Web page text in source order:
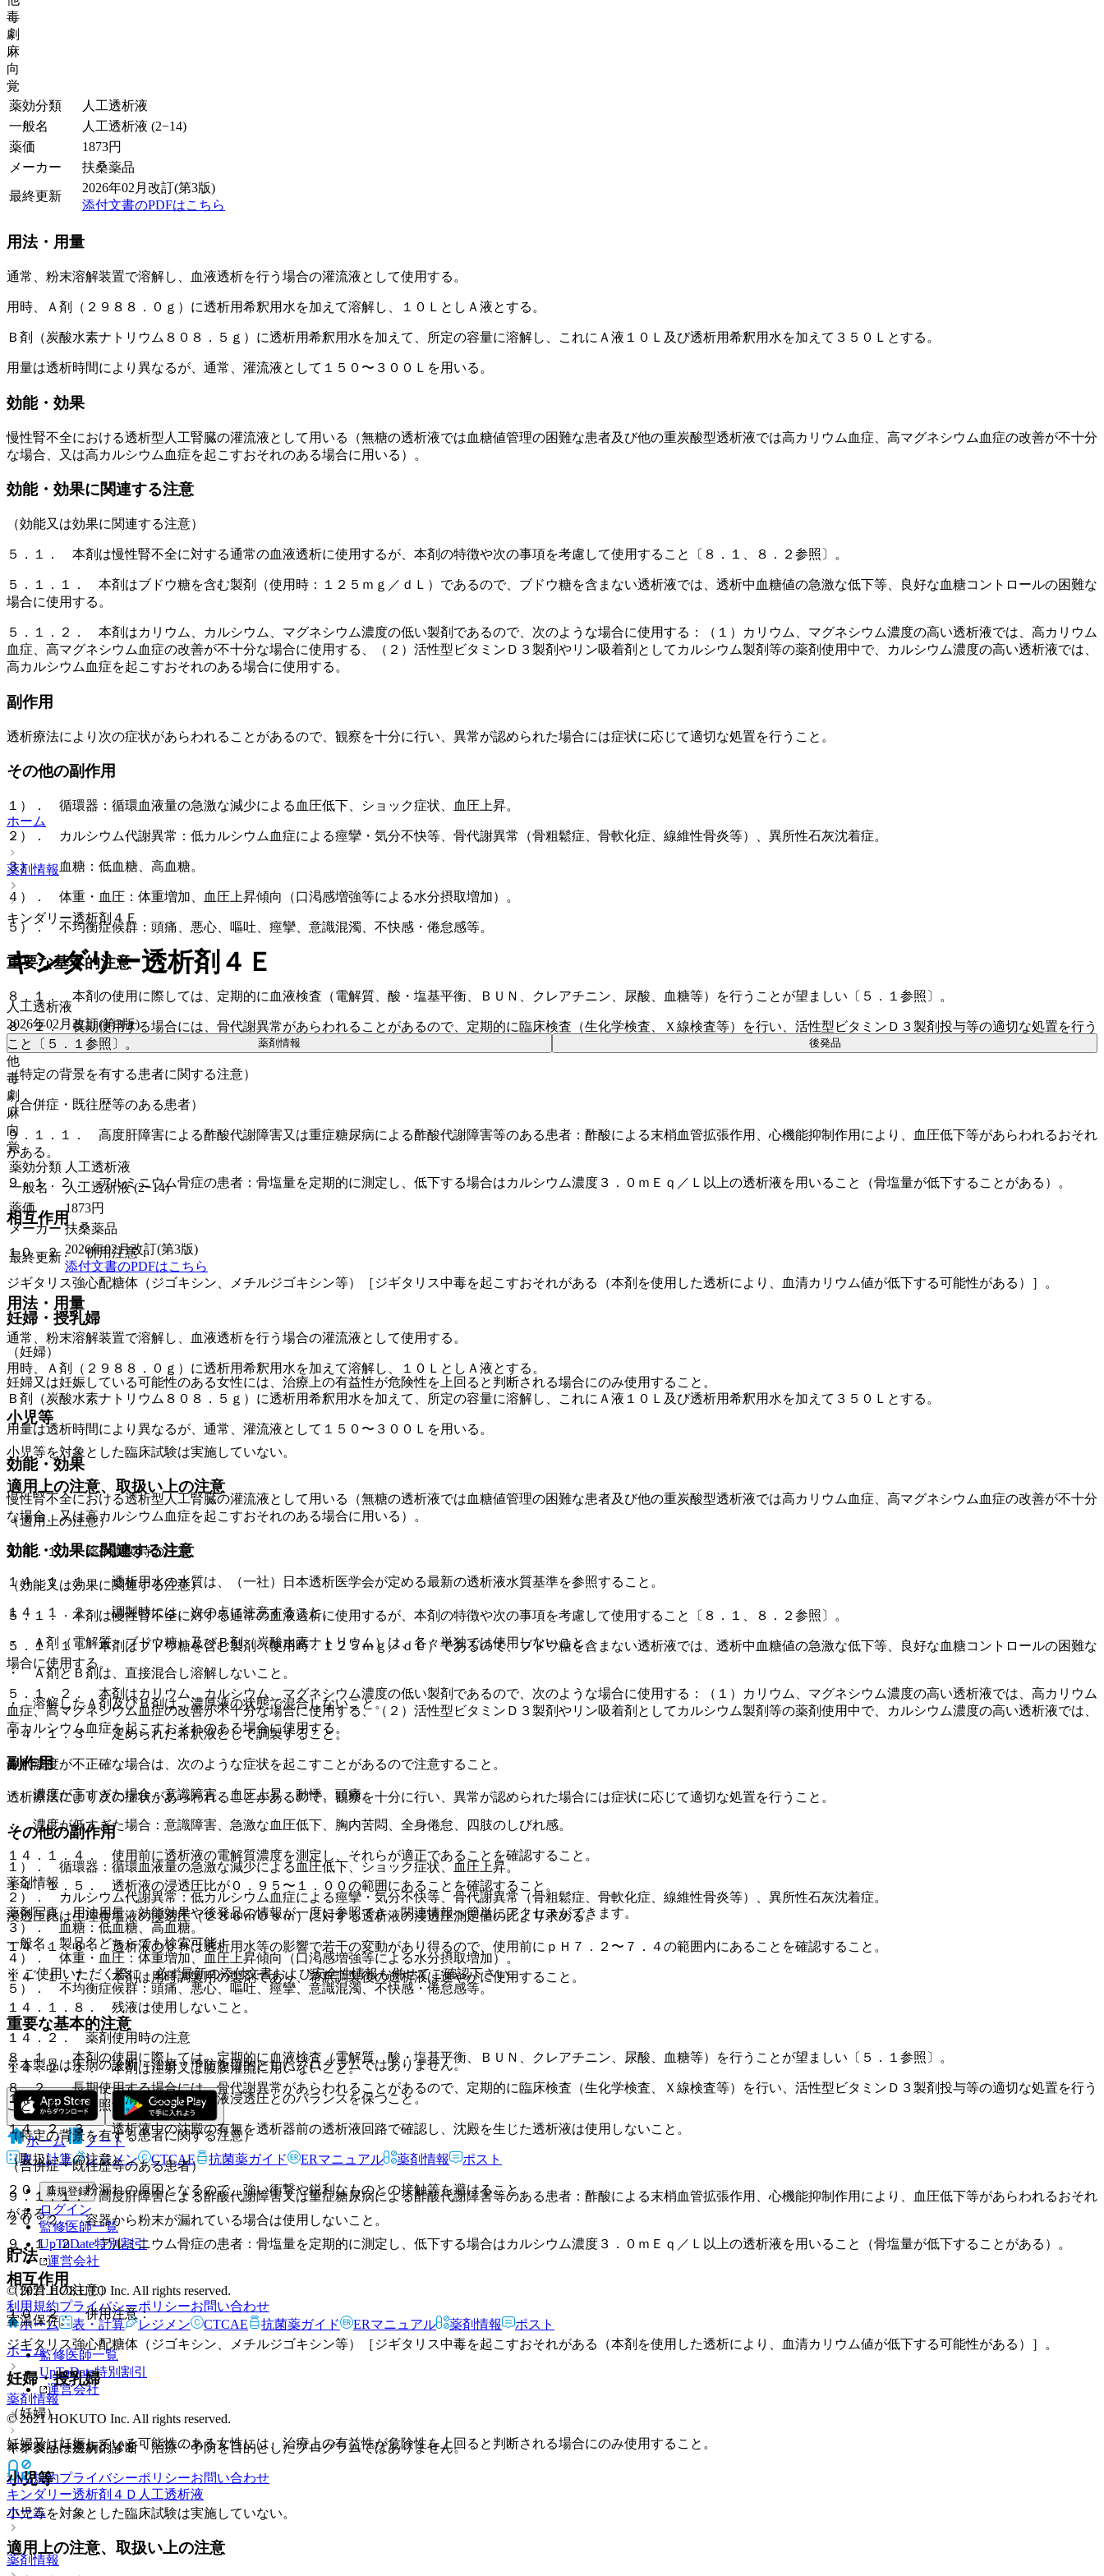
毒
劇
麻
向
覚
薬効分類
人工透析液
一般名
人工透析液 (2−14)
薬価
1873円
メーカー
扶桑薬品
最終更新
2026年02月改訂(第3版)
添付文書のPDFはこちら
用法・用量
通常、粉末溶解装置で溶解し、血液透析を行う場合の灌流液として使用する。
用時、Ａ剤（２９８８．０ｇ）に透析用希釈用水を加えて溶解し、１０ＬとしＡ液とする。
Ｂ剤（炭酸水素ナトリウム８０８．５ｇ）に透析用希釈用水を加えて、所定の容量に溶解し、これにＡ液１０Ｌ及び透析用希釈用水を加えて３５０Ｌとする。
用量は透析時間により異なるが、通常、灌流液として１５０〜３００Ｌを用いる。
効能・効果
慢性腎不全における透析型人工腎臓の灌流液として用いる（無糖の透析液では血糖値管理の困難な患者及び他の重炭酸型透析液では高カリウム血症、高マグネシウム血症の改善が不十分
な場合、又は高カルシウム血症を起こすおそれのある場合に用いる）。
効能・効果に関連する注意
（効能又は効果に関連する注意）
５．１． 本剤は慢性腎不全に対する通常の血液透析に使用するが、本剤の特徴や次の事項を考慮して使用すること〔８．１、８．２参照〕。
５．１．１． 本剤はブドウ糖を含む製剤（使用時：１２５ｍｇ／ｄＬ）であるので、ブドウ糖を含まない透析液では、透析中血糖値の急激な低下等、良好な血糖コントロールの困難な
場合に使用する。
５．１．２． 本剤はカリウム、カルシウム、マグネシウム濃度の低い製剤であるので、次のような場合に使用する：（１）カリウム、マグネシウム濃度の高い透析液では、高カリウム
血症、高マグネシウム血症の改善が不十分な場合に使用する、（２）活性型ビタミンＤ３製剤やリン吸着剤としてカルシウム製剤等の薬剤使用中で、カルシウム濃度の高い透析液では、
高カルシウム血症を起こすおそれのある場合に使用する。
副作用
透析療法により次の症状があらわれることがあるので、観察を十分に行い、異常が認められた場合には症状に応じて適切な処置を行うこと。
その他の副作用
１）． 循環器：循環血液量の急激な減少による血圧低下、ショック症状、血圧上昇。
２）． カルシウム代謝異常：低カルシウム血症による痙攣・気分不快等、骨代謝異常（骨粗鬆症、骨軟化症、線維性骨炎等）、異所性石灰沈着症。
３）． 血糖：低血糖、高血糖。
４）． 体重・血圧：体重増加、血圧上昇傾向（口渇感増強等による水分摂取増加）。
５）． 不均衡症候群：頭痛、悪心、嘔吐、痙攣、意識混濁、不快感・倦怠感等。
重要な基本的注意
８．１． 本剤の使用に際しては、定期的に血液検査（電解質、酸・塩基平衡、ＢＵＮ、クレアチニン、尿酸、血糖等）を行うことが望ましい〔５．１参照〕。
８．２． 長期使用する場合には、骨代謝異常があらわれることがあるので、定期的に臨床検査（生化学検査、Ｘ線検査等）を行い、活性型ビタミンＤ３製剤投与等の適切な処置を行う
こと〔５．１参照〕。
（特定の背景を有する患者に関する注意）
（合併症・既往歴等のある患者）
９．１．１． 高度肝障害による酢酸代謝障害又は重症糖尿病による酢酸代謝障害等のある患者：酢酸による末梢血管拡張作用、心機能抑制作用により、血圧低下等があらわれるおそれ
がある。
９．１．２． アルミニウム骨症の患者：骨塩量を定期的に測定し、低下する場合はカルシウム濃度３．０ｍＥｑ／Ｌ以上の透析液を用いること（骨塩量が低下することがある）。
相互作用
１０．２． 併用注意：
ジギタリス強心配糖体（ジゴキシン、メチルジゴキシン等）［ジギタリス中毒を起こすおそれがある（本剤を使用した透析により、血清カリウム値が低下する可能性がある）］。
妊婦・授乳婦
（妊婦）
妊婦又は妊娠している可能性のある女性には、治療上の有益性が危険性を上回ると判断される場合にのみ使用すること。
小児等
小児等を対象とした臨床試験は実施していない。
適用上の注意、取扱い上の注意
（適用上の注意）
１４．１． 薬剤調製時の注意
１４．１．１． 透析用水の水質は、（一社）日本透析医学会が定める最新の透析液水質基準を参照すること。
１４．１．２． 調製時には、次の点に注意すること。
・ Ａ剤（電解質・ブドウ糖）及びＢ剤（炭酸水素ナトリウム）は、各々単独では使用しないこと。
・ Ａ剤とＢ剤は、直接混合し溶解しないこと。
・ 溶解したＡ剤及びＢ剤は、濃厚液の状態で混合しないこと。
１４．１．３． 定められた希釈液として調製すること。
希釈濃度が不正確な場合は、次のような症状を起こすことがあるので注意すること。
・ 濃度が高すぎた場合：意識障害、血圧上昇、動悸、頭痛。
・ 濃度が低すぎた場合：意識障害、急激な血圧低下、胸内苦悶、全身倦怠、四肢のしびれ感。
１４．１．４． 使用前に透析液の電解質濃度を測定し、それらが適正であることを確認すること。
１４．１．５． 透析液の浸透圧比が０．９５〜１．００の範囲にあることを確認すること。
浸透圧比は生理食塩液の浸透圧（２８６ｍＯｓｍ）に対する透析液の浸透圧測定値の比より求める。
１４．１．６． 透析液のｐＨは透析用水等の影響で若干の変動があり得るので、使用前にｐＨ７．２〜７．４の範囲内にあることを確認すること。
１４．１．７． 本剤は用時調製用の製剤であり、希釈調製後の透析液は速やかに使用すること。
１４．１．８． 残液は使用しないこと。
１４．２． 薬剤使用時の注意
１４．２．１． 本剤は注射又は腹膜灌流に用いないこと。
１４．２．２． 血清浸透圧と透析液浸透圧とのバランスを保つこと。
１４．２．３． 透析液中の沈殿の有無を透析器前の透析液回路で確認し、沈殿を生じた透析液は使用しないこと。
（取扱い上の注意）
２０．１． 粉漏れの原因となるので、強い衝撃や鋭利なものとの接触等を避けること。
２０．２． 容器から粉末が漏れている場合は使用しないこと。
貯法
（保管上の注意）
室温保存。
ホーム
薬剤情報
キンダリー透析剤４Ｅ
キンダリー透析剤４Ｄ 人工透析液
ホーム
薬剤情報
ホーム
薬剤情報
キンダリー透析剤４Ｅ
キンダリー透析剤４Ｅ
人工透析液
2026年02月改訂(第3版)
薬剤情報 後発品
他
毒
劇
麻
向
覚
薬効分類 人工透析液
一般名
人工透析液 (2−14)
薬価
1873円
メーカー 扶桑薬品
最終更新
2026年02月改訂(第3版)
添付文書のPDFはこちら
用法・用量
通常、粉末溶解装置で溶解し、血液透析を行う場合の灌流液として使用する。
用時、Ａ剤（２９８８．０ｇ）に透析用希釈用水を加えて溶解し、１０ＬとしＡ液とする。
Ｂ剤（炭酸水素ナトリウム８０８．５ｇ）に透析用希釈用水を加えて、所定の容量に溶解し、これにＡ液１０Ｌ及び透析用希釈用水を加えて３５０Ｌとする。
用量は透析時間により異なるが、通常、灌流液として１５０〜３００Ｌを用いる。
効能・効果
慢性腎不全における透析型人工腎臓の灌流液として用いる（無糖の透析液では血糖値管理の困難な患者及び他の重炭酸型透析液では高カリウム血症、高マグネシウム血症の改善が不十分
な場合、又は高カルシウム血症を起こすおそれのある場合に用いる）。
効能・効果に関連する注意
（効能又は効果に関連する注意）
５．１． 本剤は慢性腎不全に対する通常の血液透析に使用するが、本剤の特徴や次の事項を考慮して使用すること〔８．１、８．２参照〕。
５．１．１． 本剤はブドウ糖を含む製剤（使用時：１２５ｍｇ／ｄＬ）であるので、ブドウ糖を含まない透析液では、透析中血糖値の急激な低下等、良好な血糖コントロールの困難な
場合に使用する。
５．１．２． 本剤はカリウム、カルシウム、マグネシウム濃度の低い製剤であるので、次のような場合に使用する：（１）カリウム、マグネシウム濃度の高い透析液では、高カリウム
血症、高マグネシウム血症の改善が不十分な場合に使用する、（２）活性型ビタミンＤ３製剤やリン吸着剤としてカルシウム製剤等の薬剤使用中で、カルシウム濃度の高い透析液では、
高カルシウム血症を起こすおそれのある場合に使用する。
副作用
透析療法により次の症状があらわれることがあるので、観察を十分に行い、異常が認められた場合には症状に応じて適切な処置を行うこと。
その他の副作用
１）． 循環器：循環血液量の急激な減少による血圧低下、ショック症状、血圧上昇。
２）． カルシウム代謝異常：低カルシウム血症による痙攣・気分不快等、骨代謝異常（骨粗鬆症、骨軟化症、線維性骨炎等）、異所性石灰沈着症。
３）． 血糖：低血糖、高血糖。
４）． 体重・血圧：体重増加、血圧上昇傾向（口渇感増強等による水分摂取増加）。
５）． 不均衡症候群：頭痛、悪心、嘔吐、痙攣、意識混濁、不快感・倦怠感等。
重要な基本的注意
８．１． 本剤の使用に際しては、定期的に血液検査（電解質、酸・塩基平衡、ＢＵＮ、クレアチニン、尿酸、血糖等）を行うことが望ましい〔５．１参照〕。
８．２． 長期使用する場合には、骨代謝異常があらわれることがあるので、定期的に臨床検査（生化学検査、Ｘ線検査等）を行い、活性型ビタミンＤ３製剤投与等の適切な処置を行う
こと〔５．１参照〕。
（特定の背景を有する患者に関する注意）
（合併症・既往歴等のある患者）
９．１．１． 高度肝障害による酢酸代謝障害又は重症糖尿病による酢酸代謝障害等のある患者：酢酸による末梢血管拡張作用、心機能抑制作用により、血圧低下等があらわれるおそれ
がある。
９．１．２． アルミニウム骨症の患者：骨塩量を定期的に測定し、低下する場合はカルシウム濃度３．０ｍＥｑ／Ｌ以上の透析液を用いること（骨塩量が低下することがある）。
相互作用
１０．２． 併用注意：
ジギタリス強心配糖体（ジゴキシン、メチルジゴキシン等）［ジギタリス中毒を起こすおそれがある（本剤を使用した透析により、血清カリウム値が低下する可能性がある）］。
妊婦・授乳婦
（妊婦）
妊婦又は妊娠している可能性のある女性には、治療上の有益性が危険性を上回ると判断される場合にのみ使用すること。
小児等
小児等を対象とした臨床試験は実施していない。
適用上の注意、取扱い上の注意
薬剤情報
薬剤写真、用法用量、効能効果や後発品の情報が一度に参照でき、関連情報へ簡単にアクセスができます。
一般名、製品名どちらでも検索可能！
※ ご使用いただく際に、必ず最新の添付文書および安全性情報も併せてご確認下さい。
※本製品は疾病の診断・治療・予防を目的としたプログラムではありません。
ホーム
ノート
表・計算
レジメン CTCAE 抗菌薬ガイド ERマニュアル 薬剤情報 ポスト
新規登録
ログイン
監修医師一覧
UpToDate特別割引
運営会社
© 2021 HOKUTO Inc. All rights reserved.
利用規約プライバシーポリシーお問い合わせ
ホーム
表・計算 レジメン CTCAE 抗菌薬ガイド ERマニュアル 薬剤情報 ポスト
監修医師一覧
UpToDate特別割引
運営会社
© 2021 HOKUTO Inc. All rights reserved.
※本製品は疾病の診断・治療・予防を目的としたプログラムではありません。
利用規約プライバシーポリシーお問い合わせ